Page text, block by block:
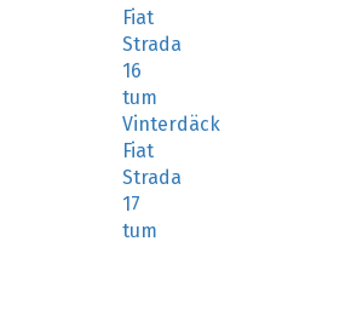
Strada
16
tum
Vinterdäck
Fiat
Strada
17
tum